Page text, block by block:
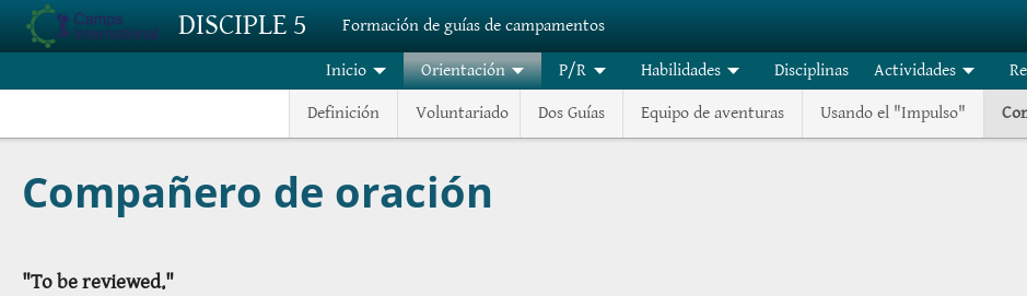
Pasar al contenido principalDISCIPLE 5 Formación de guías de campamentos
Inicio Orientación
Definición Voluntariado Dos Guías Equipo de aventuras Usando el "Impulso"
P/R Habilidades Disciplinas Actividades
Compañero de oración
"To be reviewed."